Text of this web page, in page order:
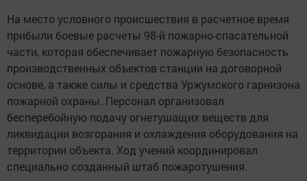
На место условного происшествия в расчетное время
прибыли боевые расчеты 98-й пожарно-спасательной
части, которая обеспечивает пожарную безопасность
производственных объектов станции на договорной
основе, а также силы и средства Уржумского гарнизона
пожарной охраны. Персонал организовал
бесперебойную подачу огнетушащих веществ для
ликвидации возгорания и охлаждения оборудования на
территории объекта. Ход учений координировал
специально созданный штаб пожаротушения.